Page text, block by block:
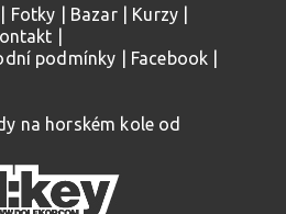
Fotky Bazar| Kurzy
podmínky Facebook
na horském kole od